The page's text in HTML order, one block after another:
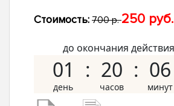
Стоимость: 700 р.250 руб.
до окончания
01 20 06